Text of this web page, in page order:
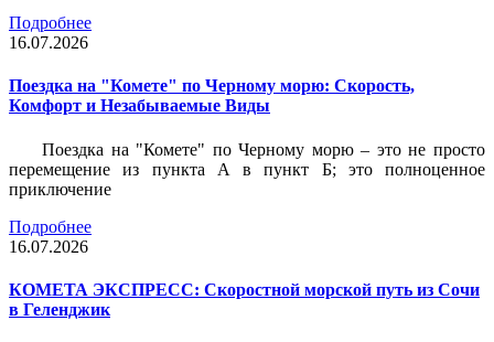
Подробнее
16.07.2026
Поездка на "Комете" по Черному морю: Скорость,
Комфорт и Незабываемые Виды
Поездка на "Комете" по Черному морю – это не просто
перемещение из пункта А в пункт Б; это полноценное
приключение
Подробнее
16.07.2026
КОМЕТА ЭКСПРЕСС: Скоростной морской путь из Сочи
в Геленджик